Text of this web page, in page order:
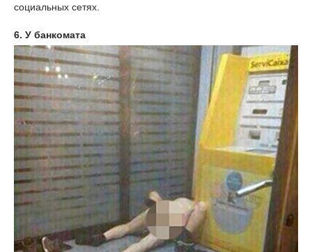
социальных сетях.
6. У банкомата